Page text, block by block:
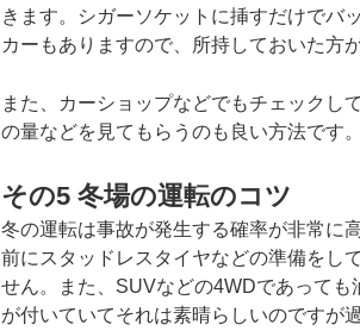
きます。シガーソケットに挿すだけでバ
カーもありますので、所持しておいた方
また、カーショップなどでもチェックし
の量などを見てもらうのも良い方法です。
その5 冬場の運転のコツ
冬の運転は事故が発生する確率が非常に
前にスタッドレスタイヤなどの準備をし
せん。また、SUVなどの4WDであって
が付いていてそれは素晴らしいのですが